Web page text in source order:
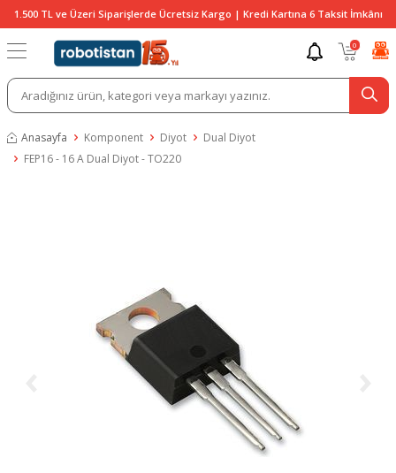
1.500 TL ve Üzeri Siparişlerde Ücretsiz Kargo | Kredi Kartına 6 Taksit İmkânı
0
Anasayfa Komponent Diyot
Dual Diyot
FEP16 - 16 A Dual Diyot - TO220